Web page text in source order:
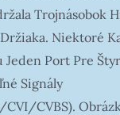
Trojnásobok
Niektoré
Jeden Port Pre
Signály
CVBS).